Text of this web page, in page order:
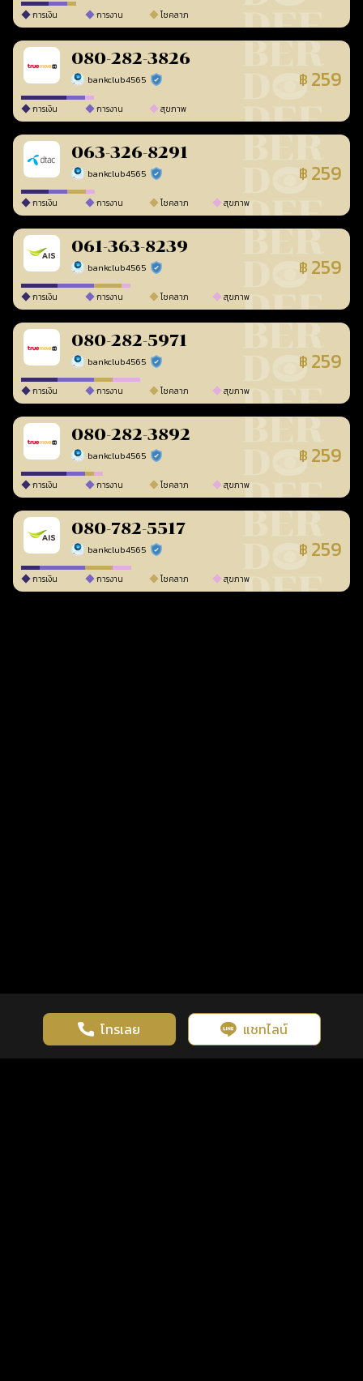
การเงิน การงาน โชคลาภ
080-282-3826
bankclub4565 ร้านยืนยันแล้ว ฿ 259
การเงิน การงาน สุขภาพ
063-326-8291
bankclub4565 ร้านยืนยันแล้ว ฿ 259
การเงิน การงาน โชคลาภ สุขภาพ
061-363-8239
bankclub4565 ร้านยืนยันแล้ว ฿ 259
การเงิน การงาน โชคลาภ สุขภาพ
080-282-5971
bankclub4565 ร้านยืนยันแล้ว ฿ 259
การเงิน การงาน โชคลาภ สุขภาพ
080-282-3892
bankclub4565 ร้านยืนยันแล้ว ฿ 259
การเงิน การงาน โชคลาภ สุขภาพ
080-782-5517
bankclub4565 ร้านยืนยันแล้ว ฿ 259
การเงิน การงาน โชคลาภ สุขภาพ
โทรเลย แชทไลน์
เว็บไซต์นี้มีการใช้งานคุกกี้ เพื่อเพิ่มประสิทธิภาพและประสบการณ์ที่ดี
ในการใช้งานเว็บไซต์ นโยบายความเป็นส่วนตัว
รู้ก่อน พร้อมกว่า ทุกจังหวะชีวิต คลิกดูดวงฟรี